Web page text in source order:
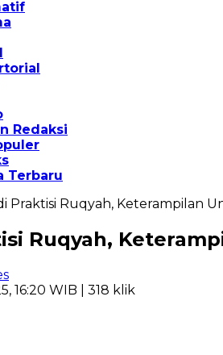
Redaksi
Terbaru
Praktisi Ruqyah, Keterampilan
Ruqyah,
16:20 WIB | 318 klik